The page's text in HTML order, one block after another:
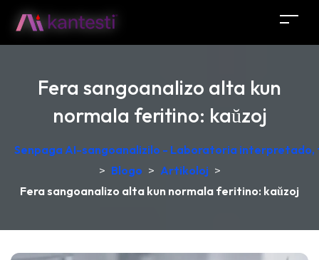
Fera sangoanalizo alta kun
normala feritino: kaŭzoj
Senpaga AI-sangoanalizilo - Laboratoria
> Blogo > Artikoloj >
Fera sangoanalizo alta kun normala feritino: kaŭzoj